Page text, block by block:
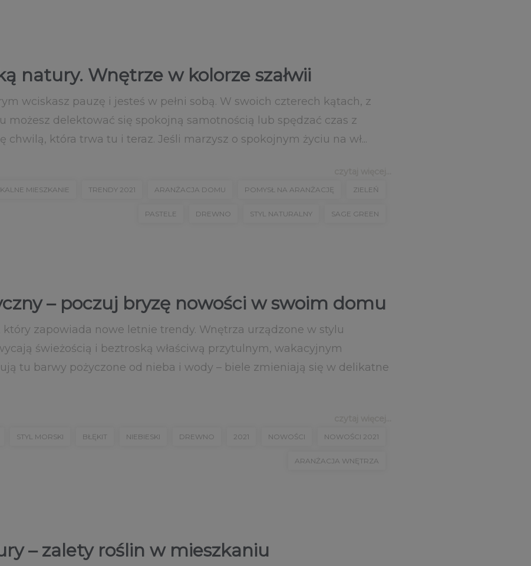
natury. Wnętrze w kolorze szałwii
wciskasz pauzę i jesteś w pełni sobą. W swoich czterech kątach, z
możesz delektować się spokojną samotnością lub spędzać czas z
chwilą, która trwa tu i teraz. Jeśli marzysz o spokojnym życiu na wł...
MIESZKANIE TRENDY 2021 ARANŻACJA DOMU POMYSŁ NA ARANŻACJĘ ZIELEŃ
PASTELE DREWNO STYL NATURALNY SAGE GREEN
– poczuj bryzę nowości w swoim domu
zapowiada nowe letnie trendy. Wnętrza urządzone w stylu
świeżością i beztroską właściwą przytulnym, wakacyjnym
tu barwy pożyczone od nieba i wody – biele zmieniają się w delikatne
STYL MORSKI BŁĘKIT NIEBIESKI DREWNO 2021 NOWOŚCI NOWOŚCI 2021
ARANŻACJA WNĘTRZA
– zalety roślin w mieszkaniu